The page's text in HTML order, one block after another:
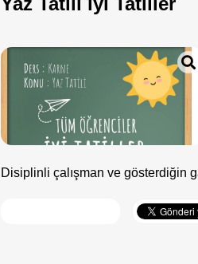
Disiplinli çalışman ve gösterdiğin